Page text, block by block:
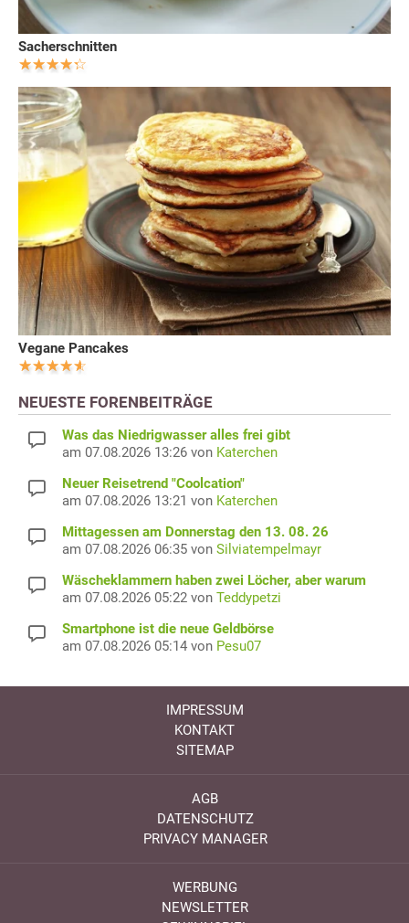
Sacherschnitten
Vegane Pancakes
NEUESTE FORENBEITRÄGE
Was das Niedrigwasser alles frei gibt
am 07.08.2026 13:26 von Katerchen
Neuer Reisetrend "Coolcation"
am 07.08.2026 13:21 von Katerchen
Mittagessen am Donnerstag den 13. 08. 26
am 07.08.2026 06:35 von Silviatempelmayr
Wäscheklammern haben zwei Löcher, aber warum
am 07.08.2026 05:22 von Teddypetzi
Smartphone ist die neue Geldbörse
am 07.08.2026 05:14 von Pesu07
IMPRESSUM
KONTAKT
SITEMAP
AGB
DATENSCHUTZ
PRIVACY MANAGER
WERBUNG
NEWSLETTER